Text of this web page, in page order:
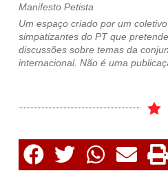
Manifesto Petista
Um espaço criado por um
simpatizantes do PT que
discussões sobre temas da
internacional. Não é uma